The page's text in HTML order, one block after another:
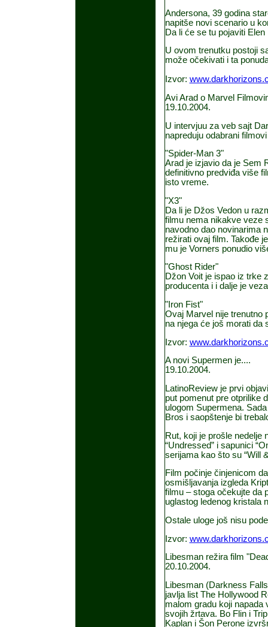
Andersona, 39 godina
napitše novi scenario u
Da li će se tu pojaviti
U ovom trenutku postoji
može očekivati i ta
Izvor:
Avi Arad o Marvel
19.10.2004.
U intervjuu za veb sajt
napreduju odabrani
"Spider-Man 3"
Arad je izjavio da je Sem
definitivno predviđa više
isto vreme.
"X3"
Da li je Džos Vedon u
filmu nema nikakve veze
navodno dao novinarima
režirati ovaj film. Takođe
mu je Vorners ponudio
"Ghost Rider"
Džon Voit je ispao iz trke
producenta i i dalje je
"Iron Fist"
Ovaj Marvel nije trenutno
na njega će još morati da
Izvor:
A novi Supermen je....
19.10.2004.
LatinoReview je prvi
put pomenut pre otprilike
ulogom Supermena.
Bros i saopštenje bi
Rut, koji je prošle nedelje
“Undressed” i sapunici
serijama kao što su “Will
Film počinje činjenicom
osmišljavanja izgleda
filmu – stoga očekujte da
uglastog ledenog kristala
Ostale uloge još nisu
Izvor:
Libesman režira film
20.10.2004.
Libesman (Darkness
javlja list The Hollywood
malom gradu koji napada
svojih žrtava. Bo Flin i
Kaplan i Šon Perone